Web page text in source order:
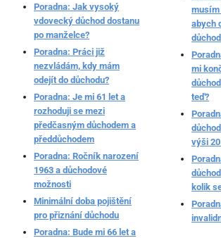
Poradna: Jak vysoký
vdovecký důchod dostanu
po manželce?
Poradna: Práci již
nezvládám, kdy mám
odejít do důchodu?
Poradna: Je mi 61 let a
rozhoduji se mezi
předčasným důchodem a
předdůchodem
Poradna: Ročník narození
1963 a důchodové
možnosti
Minimální doba pojištění
pro přiznání důchodu
Poradna: Bude mi 66 let a
musím
abych
mi
teď?
výši
kolik